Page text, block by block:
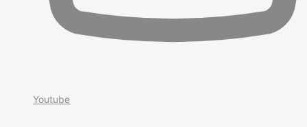
Youtube